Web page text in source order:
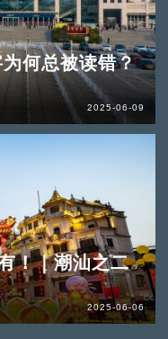
何总被读错？
2025-06-09
！｜潮汕之二
2025-06-06